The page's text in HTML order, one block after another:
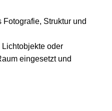
Struktur und
oder
eingesetzt und